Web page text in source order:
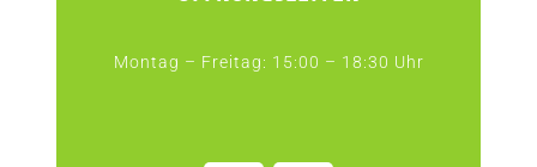
Montag – Freitag: 15:00 – 18:30 Uhr